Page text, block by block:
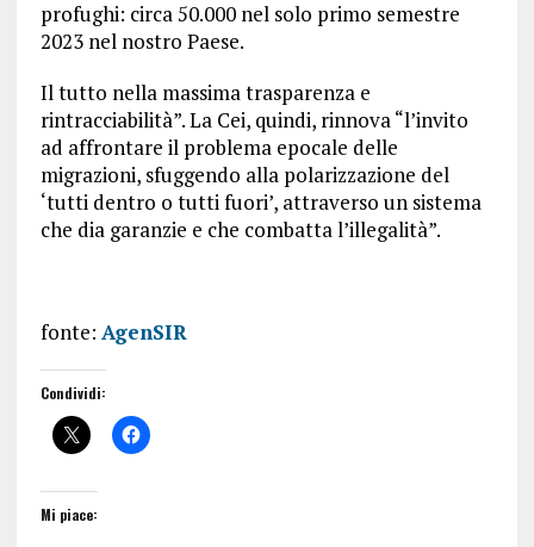
profughi: circa 50.000 nel solo primo semestre
2023 nel nostro Paese.
Il tutto nella massima trasparenza e
rintracciabilità”. La Cei, quindi, rinnova “l’invito
ad affrontare il problema epocale delle
migrazioni, sfuggendo alla polarizzazione del
‘tutti dentro o tutti fuori’, attraverso un sistema
che dia garanzie e che combatta l’illegalità”.
fonte: AgenSIR
Condividi:
Mi piace: